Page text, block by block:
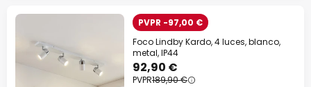
PVPR -97,00 €
Foco Lindby Kardo, 4 luces, blanco,
metal, IP44
92,90 €
PVPR189,90 €